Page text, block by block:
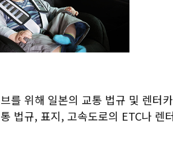
를 위해 일본의 교통 법규 및 렌터
법규, 표지, 고속도로의 ETC나